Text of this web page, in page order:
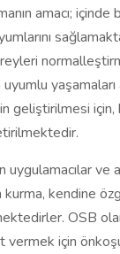
amacı;
için,
uygulamacılar
kendine
OSB
için